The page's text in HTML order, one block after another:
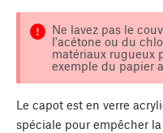
Ne lavez pas le
l'acétone ou du
matériaux rugueux
exemple du papier
Le capot est en verre
spéciale pour empêcher